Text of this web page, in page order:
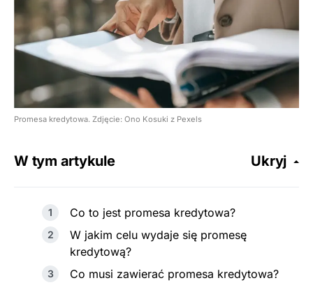
Promesa kredytowa. Zdjęcie: Ono Kosuki z Pexels
W tym artykule Ukryj
Co to jest promesa kredytowa?
W jakim celu wydaje się promesę
kredytową?
Co musi zawierać promesa kredytowa?